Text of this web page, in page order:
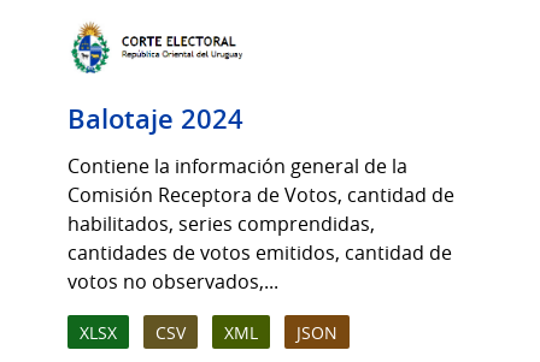
Balotaje 2024
Contiene la información general de la
Comisión Receptora de Votos, cantidad de
habilitados, series comprendidas,
cantidades de votos emitidos, cantidad de
votos no observados,...
XLSX CSV XML JSON